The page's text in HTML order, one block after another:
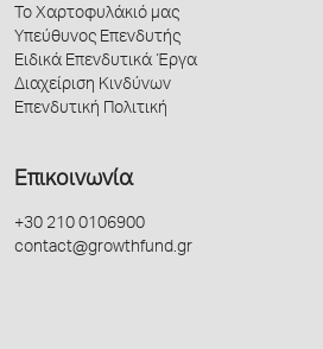
Το Χαρτοφυλάκιό μας
Υπεύθυνος Επενδυτής
Ειδικά Επενδυτικά Έργα
Διαχείριση Κινδύνων
Επενδυτική Πολιτική
Επικοινωνία
+30 210 0106900
contact@growthfund.gr